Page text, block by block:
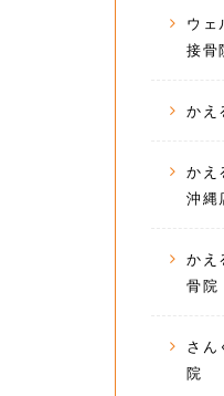
ウェ
接骨
かえ
かえ
沖縄
かえ
骨院
さん
院